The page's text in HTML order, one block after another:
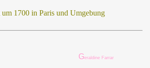
1700 in Paris und Umgebung
eraldine Farrar